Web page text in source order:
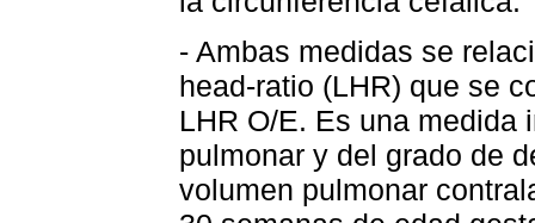
- Ambas medidas se
head-ratio (LHR) que se
LHR O/E. Es una medida
pulmonar y del grado de
volumen pulmonar